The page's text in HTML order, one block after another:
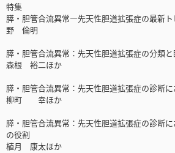
特集
膵・胆管合流異常―先天性胆道拡張症の最
野 倫明
膵・胆管合流異常：先天性胆道拡張症の分類
森根 裕二ほか
膵・胆管合流異常：先天性胆道拡張症の診断
柳町 幸ほか
膵・胆管合流異常：先天性胆道拡張症の診断に
の役割
植月 康太ほか